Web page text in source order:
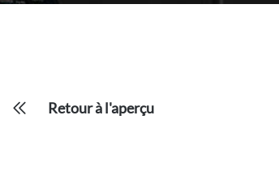
Retour à l'aperçu